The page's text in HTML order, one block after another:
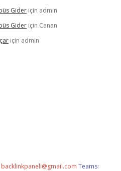
Gider için admin
Gider için Canan
için admin
backlinkpaneli@gmail.com Teams: